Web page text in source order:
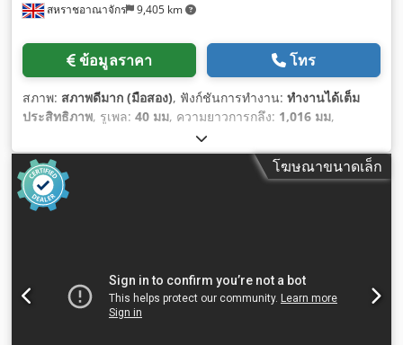
สหราชอาณาจักร 9,405 km
ข้อมูลราคา โทร
สภาพ: สภาพดีมาก (มือสอง), ฟังก์ชันการทำงาน: ทำงานได้เต็ม
ประสิทธิภาพ, รูเพล: 40 มม, ความยาวการกลึง: 1,016 มม,
2,500 รอบ/นาที
(นาที):67 รอบ/นาที,
โฆษณาขนาดเล็ก